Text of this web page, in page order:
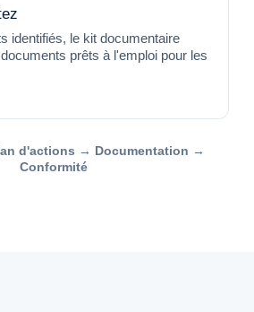
identifiés, le kit documentaire
prêts à l'emploi pour les
d'actions → Documentation →
Conformité